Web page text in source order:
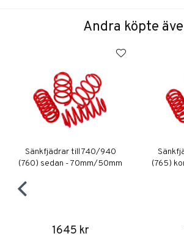
Andra köpte
Sänkfjädrar till 740/940
(760) sedan - 70mm/50mm
1645 kr
(765)